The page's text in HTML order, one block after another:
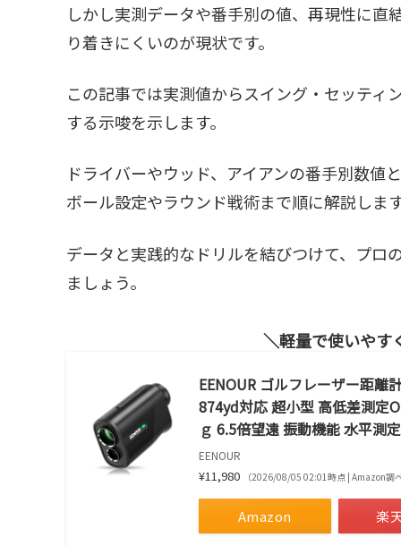
しかし実測データや番手別の値、再現性に直
り着きにくいのが現状です。
この記事では実測値からスイング・セッテ
する示唆を示します。
ドライバーやウッド、アイアンの番手別数
ボール設定やラウンド戦術まで順に解説しま
データと実践的なドリルを結びつけて、プロ
ましょう。
軽量で使いやす
EENOUR ゴルフレーザー距離
874yd対応 超小型 高低差測定
ｇ 6.5倍望遠 振動機能 水平測
EENOUR
¥11,980 （2026/08/05 02:01時点 | Amazon調
Amazon 楽